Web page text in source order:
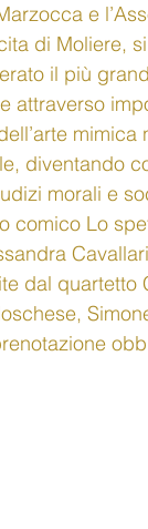
e
di Moliere,
il più
attraverso
diventando
morali e
comico Lo
dal